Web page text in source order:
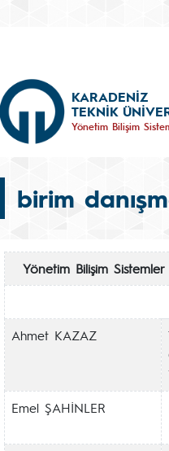
KARADENİZ
TEKNİK
Yönetim Bilişim
birim
Yönetim Bilişim
Ahmet KAZAZ
Emel ŞAHİNLER